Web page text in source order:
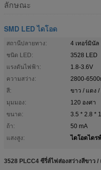
ลักษณะ
SMD LED ไดโอด
สถานีปลายทาง:
4 เทอร์มินัล
ชนิด LED:
3528 LED
แรงดันไฟฟ้า:
1.8-3.6V
ความสว่าง:
2800-
สี:
ขาว / แดง /
มุมมอง:
120 องศา
ขนาด:
3.5 * 2.8 *
ถ้า:
50 mA
แสงสูง:
ไดโอดไดร
3528 PLCC4 ซีรี่ส์ไฟส่องสว่างสีขาว